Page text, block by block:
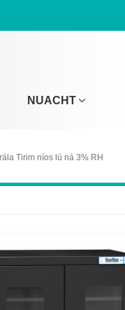
NUACHT
Tirim níos lú ná 3% RH